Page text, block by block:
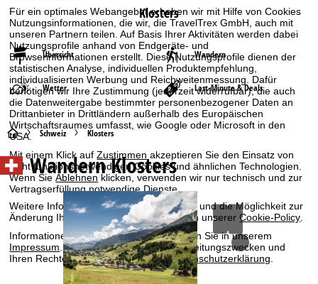
Für ein optimales Webangebot erheben wir mit Hilfe von Cookies
Nutzungsinformationen, die wir, die TravelTrex GmbH, auch mit
unseren Partnern teilen. Auf Basis Ihrer Aktivitäten werden dabei
Nutzungsprofile anhand von Endgeräte- und
Browserinformationen erstellt. Diese Nutzungsprofile dienen der
statistischen Analyse, individuellen Produktempfehlung,
individualisierten Werbung und Reichweitenmessung. Dafür
benötigen wir Ihre Zustimmung (jederzeit widerrufbar), die auch
die Datenweitergabe bestimmter personenbezogener Daten an
Drittanbieter in Drittländern außerhalb des Europäischen
Wirtschaftsraumes umfasst, wie Google oder Microsoft in den
USA.
Mit einem Klick aufZustimmen akzeptieren Sie den Einsatz von
nicht funktionsnotwendigen Cookies und ähnlichen Technologien.
Wenn SieAblehnenklicken, verwenden wir nur technisch und zur
Vertragserfüllung notwendige Dienste.
Weitere Informationen zur Cookienutzung und die Möglichkeit zur
Änderung Ihrer Einstellungen finden Sie in unsererCookie-Policy
Informationen zum Verantwortlichen finden Sie in unserem
Impressum . Informationen zu den Verarbeitungszwecken und
Ihren Rechten finden Sie in unsererDatenschutzerklärung
Klosters
Übersicht Wandern
Wetter Last-Minute & Deals
S
t
a
r
t
Schweiz Klosters
Wandern Klosters